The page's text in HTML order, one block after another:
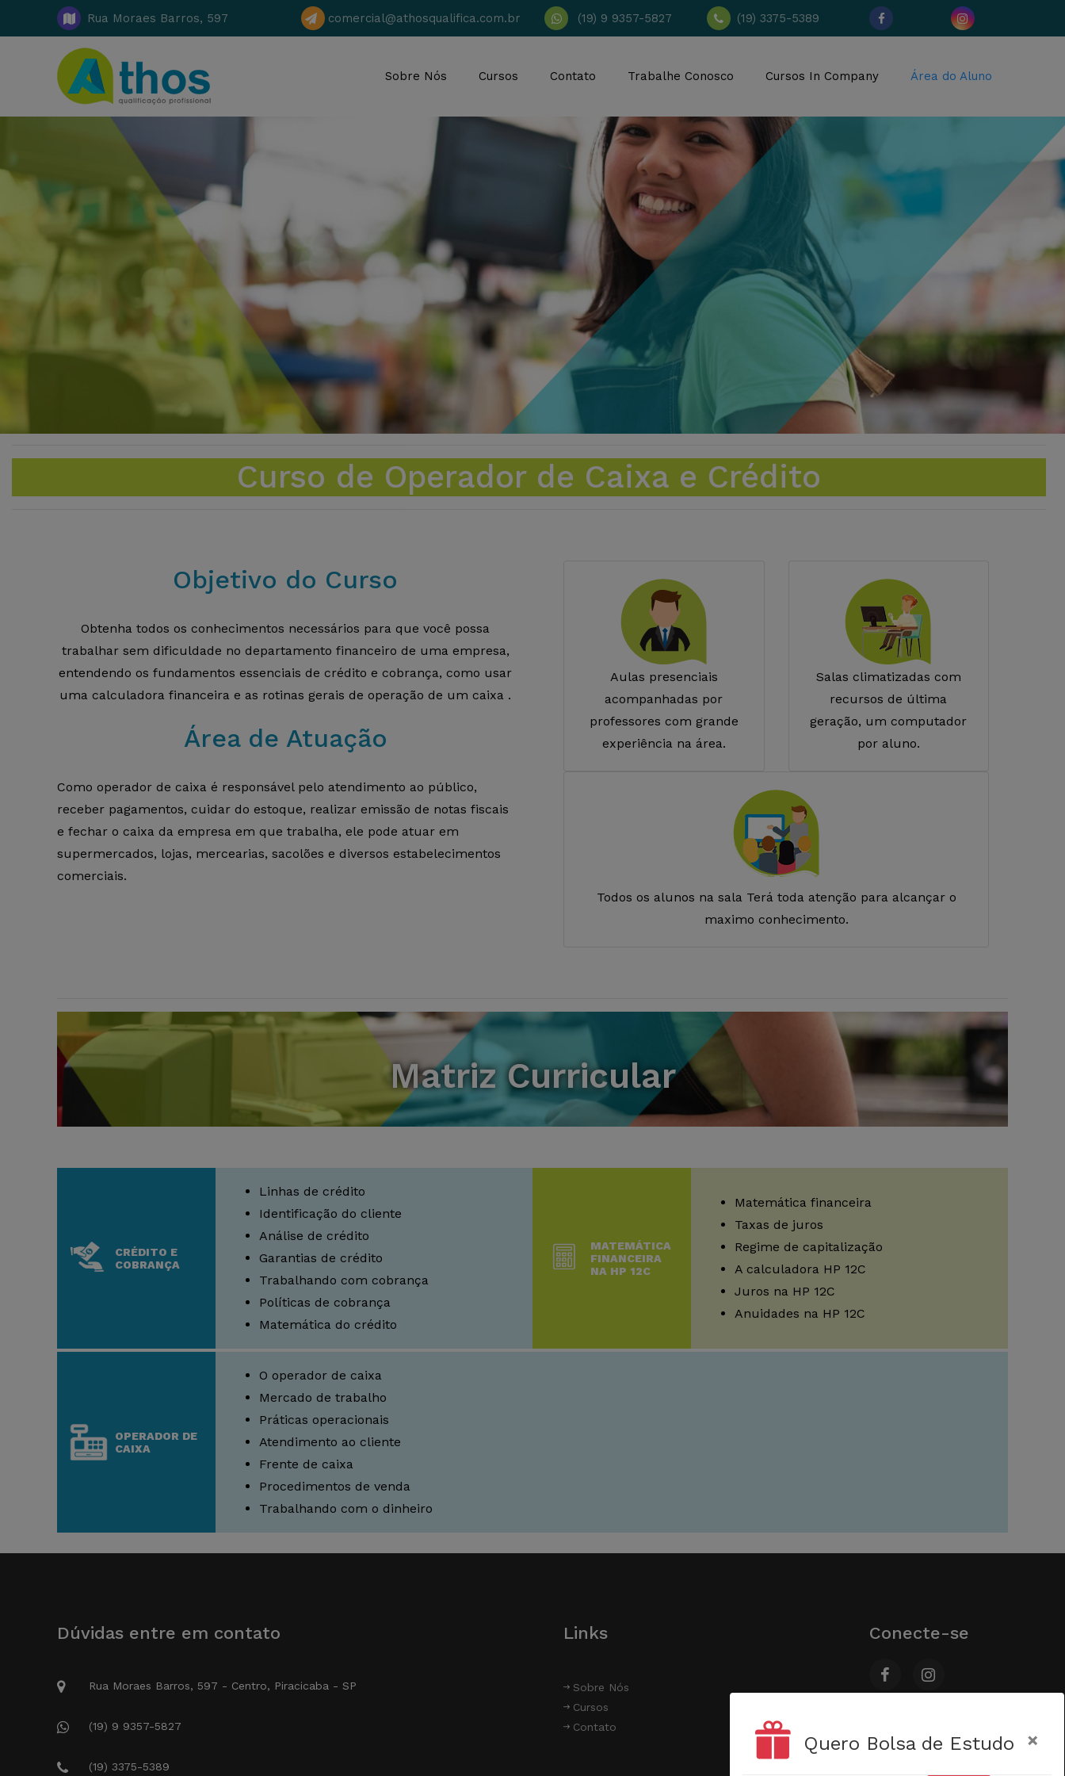
Rua Moraes Barros, 597 comercial@athosqualifica.com.br (19) 9 9357-5827 (19) 3375-5389
Sobre Nós Cursos Contato Trabalhe Conosco Cursos In Company Área do Aluno
Curso de Operador de Caixa e Crédito
Aulas presenciais
acompanhadas por
professores com grande
experiência na área.
Salas climatizadas com
recursos de última
geração, um computador
por aluno.
Todos os alunos na sala Terá toda atenção para alcançar o
maximo conhecimento.
Objetivo do Curso
Obtenha todos os conhecimentos necessários para que você possa
trabalhar sem dificuldade no departamento financeiro de uma empresa,
entendendo os fundamentos essenciais de crédito e cobrança, como usar
uma calculadora financeira e as rotinas gerais de operação de um caixa .
Área de Atuação
Como operador de caixa é responsável pelo atendimento ao público,
receber pagamentos, cuidar do estoque, realizar emissão de notas fiscais
e fechar o caixa da empresa em que trabalha, ele pode atuar em
supermercados, lojas, mercearias, sacolões e diversos estabelecimentos
comerciais.
Matriz Curricular
CRÉDITO E
COBRANÇA
Linhas de crédito
Identificação do cliente
Análise de crédito
Garantias de crédito
Trabalhando com cobrança
Políticas de cobrança
Matemática do crédito
MATEMÁTICA
FINANCEIRA
NA HP 12C
Matemática financeira
Taxas de juros
Regime de capitalização
A calculadora HP 12C
Juros na HP 12C
Anuidades na HP 12C
OPERADOR DE
CAIXA
O operador de caixa
Mercado de trabalho
Práticas operacionais
Atendimento ao cliente
Frente de caixa
Procedimentos de venda
Trabalhando com o dinheiro
Dúvidas entre em contato
Rua Moraes Barros, 597 - Centro, Piracicaba - SP
(19) 9 9357-5827
(19) 3375-5389
Links
Sobre Nós
Cursos
Contato
Conecte-se
Quero Bolsa de Estudo ×